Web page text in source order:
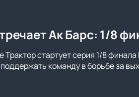
Ак Барс: 1/8
Трактор стартует серия 1/8
команду в борьбе за